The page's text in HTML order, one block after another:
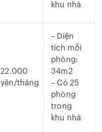
khu nhà
22.000
yên/tháng
– Diện
tích mỗi
phòng:
34m2
– Có 25
phòng
trong
khu nhà